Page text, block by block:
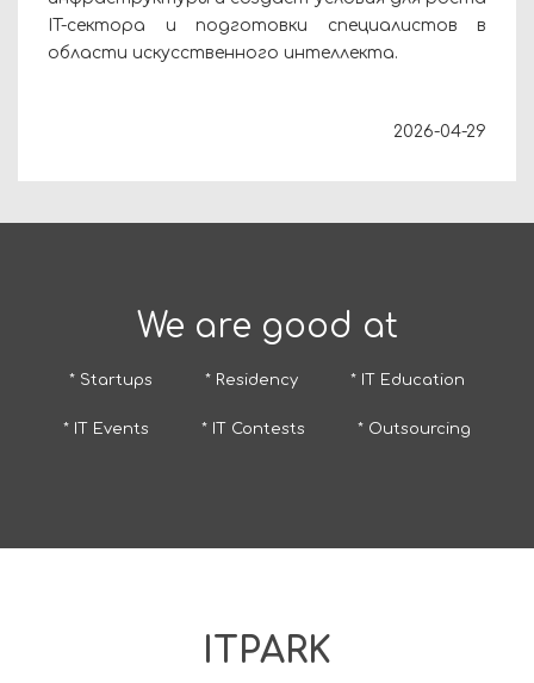
IT-сектора и подготовки специалистов в
области искусственного интеллекта.
2026-04-29
We are good at
* Startups * Residency * IT Education
* IT Events * IT Contests * Outsourcing
ITPARK